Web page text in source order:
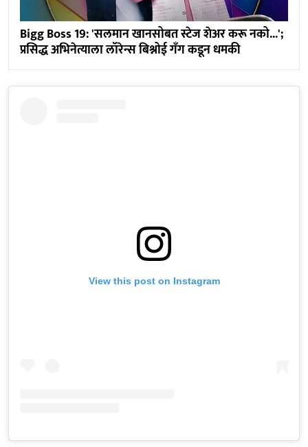
Bigg Boss 19: 'सलमान खानसोबत स्टेज शेअर करू नको...';
प्रसिद्ध अभिनेत्याला लॉरेन्स बिश्नोई गँग कडून धमकी
View this post on Instagram